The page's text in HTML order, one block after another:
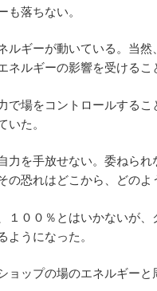
も落ちない。
ルギーが動いている。当然
ネルギーの影響を受けるこ
で場をコントロールする
いた。
力を手放せない。委ねら
の恐れはどこから、どの
１００％とはいかないが
ようになった。
ョップの場のエネルギーと